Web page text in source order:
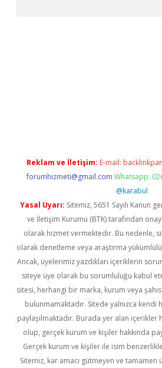
Reklam ve İletişim: E-mail:
forumhizmeti@gmail.com Whatsapp:
@karabul
Yasal Uyarı: Sitemiz, 5651 Sayılı Kanun
ve İletişim Kurumu (BTK) tarafından
olarak hizmet vermektedir. Bu nedenle,
olarak denetleme veya araştırma
Ancak, üyelerimiz yazdıkları içeriklerin
siteye üye olarak bu sorumluluğu kabul
sitesi, herhangi bir marka, kurum veya
bulunmamaktadır. Sitede yalnızca kendi
paylaşılmaktadır. Burada yer alan içerikler
olup, gerçek kurum ve kişiler hakkında
Gerçek kurum ve kişiler ile isim
Sitemiz, kar amacı gütmeyen ve tamamen